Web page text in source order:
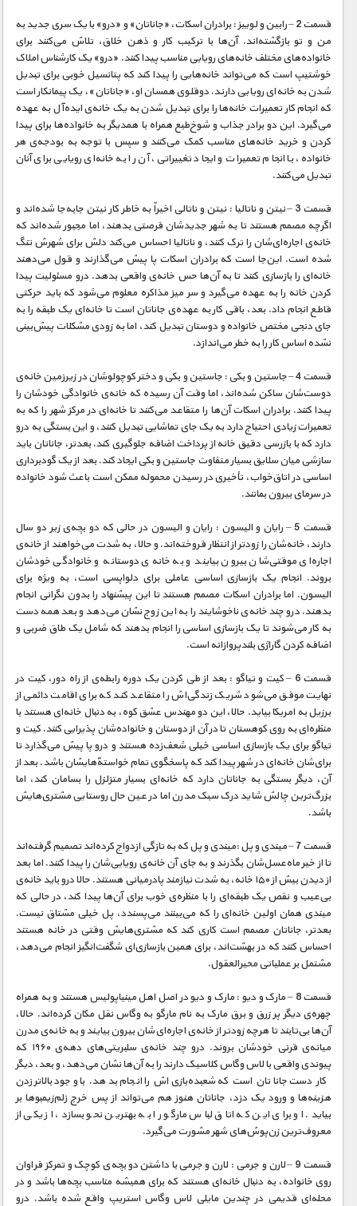
کیهان / نجوم
گردشگری
ماورایی
مسابقات / ورزشی
مستند های اختصاصی
قسمت 2 – رابین و لوییز : برادران اسکات، «جاناتان» و «درو» با یک سری جدید به
من و تو بازگشته‌اند. آن‌ها با ترکیب کار و ذهن خلاق، تلاش می‌کنند برای
خانواده‌های مختلف خانه‌های رویایی مناسب پیدا کنند. «درو» یک کارشناس املاک
خوشتیپ است که می‌تواند خانه‌هایی را پیدا کند که پتانسیل خوبی برای تبدیل
شدن به خانه‌ای رویایی دارند. دوقلوی همسان او، «جاناتان»، یک پیمانکار است
که انجام کار تعمیرات خانه‌ها را برای تبدیل شدن به یک خانه‌ی ایده‌آل به عهده
می‌گیرد. این دو برادر جذاب و شوخ‌طبع همراه با همدیگر به خانواده‌ها برای پیدا
کردن و خرید خانه‌های مناسب کمک می‌کنند و سپس با توجه به بودجه‌ی هر
خانواده، با انجام تعمیرات و ایجاد تغییراتی، آن را به خانه‌ای رویایی برای آنان
تبدیل می‌کنند.
قسمت 3 – نیتن و ناتالیا : نیتن و ناتالی اخیراً به خاطر کار نیتن جابه‌جا شده‌اند و
اگرچه مصمم هستند تا به شهر جدیدشان فرصتی بدهند، اما مجبور شده‌اند که
خانه‌ی اجاره‌ای‌شان را ترک کنند، و ناتالیا احساس می‌کند دلش برای شهرش تنگ
شده است. این‌جا است که برادران اسکات پا پیش می‌گذارند و قول می‌دهند
خانه‌ای را بازسازی کنند تا به آن‌ها حس خانه‌ی واقعی بدهد. درو مسئولیت پیدا
کردن خانه را به عهده می‌گیرد و سر میز مذاکره معلوم می‌شود که باید حرکتی
قاطع انجام داد. بعد، باقی کار به عهده‌ی جاناتان است تا خانه‌ای یک طبقه را به
جای دنجی مختص خانواده و دوستان تبدیل کند، اما به زودی مشکلات پیش‌بینی
نشده اساس کار را به خطر می‌اندازد.
قسمت 4 – جاستین و بکی : جاستین و بکی و دختر کوچولوشان در زیرزمین خانه‌ی
دوست‌شان ساکن شده‌اند، اما وقت آن رسیده که خانه‌ی خانوادگی خودشان را
پیدا کنند. برادران اسکات آن‌ها را متقاعد می‌کنند تا خانه‌ای در مرکز شهر را که به
تعمیرات زیادی احتیاج دارد به یک جای تماشایی تبدیل کنند، و این بستگی به درو
دارد که با بازرسی دقیق خانه از پرداخت اضافه جلوگیری کند. بعدتر، جاناتان باید
سازشی میان سلایق بسیار متفاوت جاستین و بکی ایجاد کند. بعد از یک گودبرداری
اساسی در اتاق‌خواب، تأخیری در رسیدن محموله ممکن است باعث شود خانواده
در سرمای بیرون بمانند.
قسمت 5 – رایان و الیسون : رایان و الیسون در حالی که دو بچه‌ی زیر دو سال
دارند، خانه‌شان را زودتر از انتظار فروخته‌اند. و حالا، به شدت می‌خواهند از خانه‌ی
اجاره‌ای موقتی‌شان بیرون بیایند و به خانه‌ی دوستانه و خانوادگی خودشان
بروند. انجام یک بازسازی اساسی عاملی برای دلواپسی است، به ویژه برای
الیسون. اما برادران اسکات مصمم هستند تا این پیشنهاد را بدون نگرانی انجام
بدهند. درو چند خانه‌ی ناخوشایند را به این زوج نشان می‌دهد و بعد همه‌ دست
به کار می‌شوند تا یک بازسازی اساسی را انجام بدهند که شامل یک طاق ضربی و
اضافه کردن گاراژی بلندپروازانه است.
قسمت 6 – کیت و تیاگو : بعد از طی کردن یک دوره رابطه‌ی از راه دور، کیت در
نهایت موفق می‌شود شریک زندگی‌اش را متقاعد کند که برای اقامت دائمی از
برزیل به امریکا بیاید. حالا، این دو مهندس عشق کوه، به دنبال خانه‌ای هستند با
منظره‌ای به روی کوهستان تا در آن از دوستان و خانواده‌شان پذیرایی کنند. کیت و
تیاگو برای یک بازسازی اساسی خیلی شعف‌زده هستند و درو پا پیش می‌گذارد تا
برای‌شان خانه‌ای در شهر پیدا کند که پاسخگوی تمام خواسته‌ّهایشان باشد. بعد از
آن، دیگر بستگی به جاناتان دارد که خانه‌ای بسیار متزلزل را بسامان کند، اما
بزرگ‌ترین چالش شاید درک سبک مدرن اما در عین حال روستایی مشتری‌هایش
باشد.
قسمت 7 – میندی و پل :میندی و پل که به تازگی ازدواج کرده‌اند تصمیم گرفته‌اند
تا از خیر ماه‌عسل‌شان بگذرند و به جای آن خانه‌ی رویایی‌شان را پیدا کنند. اما بعد
از دیدن بیش از ۱۵۰ خانه، به شدت نیازمند پادرمیانی هستند. حالا درو باید خانه‌ی
بی‌عیب و نقص یک طبقه‌ای را با منظره‌ی خوب برای آن‌ها پیدا کند، در حالی که
میندی همان اولین خانه‌ای را که می‌بینند می‌پسندد، پل خیلی مشتاق نیست.
بعدتر، جاناتان مصمم است کاری کند که مشتری‌هایش وقتی در خانه هستند
احساس کنند که در بهشت‌اند، برای همین بازسازی‌ای شگفت‌انگیز انجام می‌دهد،
مشتمل بر عملیاتی محیرالعقول.
قسمت 8 – مارک و دیو : مارک و دیو در اصل اهل مینیاپولیس هستند و به همراه
چهره‌ی دیگر پر زرق و برق مارک به نام مارگو به وگاس نقل مکان کرده‌اند. حالا،
آن‌ها بی‌تابند تا هرچه زودتر از خانه‌ی اجاره‌ای‌شان بیرون بیایند و به خانه‌ی مدرن
میانه‌ی قرنی خودشان بروند. درو چند خانه‌ی سلبریتی‌های دهه‌ی ۱۹۶۰ که
پیوندی واقعی با لاس وگاس کلاسیک دارند را به آن‌ها نشان می‌دهد، و بعد، دیگر
کار دست جاناتان است که شعبده‌بازی‌اش را انجام بدهد. با وجود بالاتر زدن
هزینه‌ها و ورود یک دزد، جاناتان هنوز هم می‌تواند از پس خرج زلم‌زیمبوها بر
بیاید. او برای این که اتاق لباس مارگو را به بهترین نحو بسازد، از یکی از
معروف‌ترین زن‌پوش‌های شهر مشورت می‌گیرد.
قسمت 9 – لارن و جرمی : لارن و جرمی با داشتن دو بچه‌ی کوچک و تمرکز فراوان
روی خانواده، به دنبال خانه‌ای هستند که برای همیشه مناسب بچه‌ها باشد و در
محله‌ای قدیمی در چندین مایلی لاس وگاس استریپ واقع شده باشد. درو